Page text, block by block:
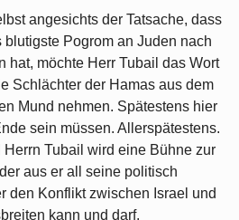
angesichts der Tatsache, dass
blutigste Pogrom an Juden nach
hat, möchte Herr Tubail das Wort
Schlächter der Hamas aus dem
Mund nehmen. Spätestens hier
sein müssen. Allerspätestens.
Tubail wird eine Bühne zur
aus er all seine politisch
den Konflikt zwischen Israel und
kann und darf.